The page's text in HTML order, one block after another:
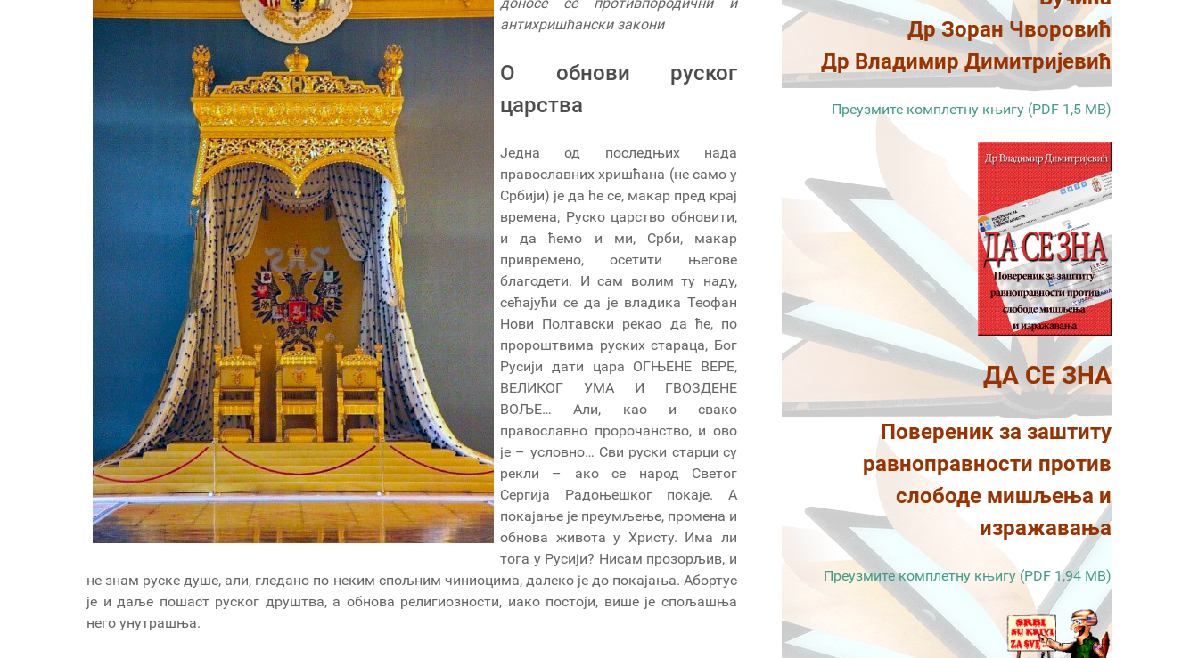
доносе се противпородични и
антихришћански закони
O обнови руског
царства
Једна од последњих нада
православних хришћана (не само у
Србији) је да ће се, макар пред крај
времена, Руско царство обновити,
и да ћемо и ми, Срби, макар
привремено, осетити његове
благодети. И сам волим ту наду,
сећајући се да је владика Теофан
Нови Полтавски рекао да ће, по
пророштвима руских стараца, Бог
Русији дати цара ОГЊЕНЕ ВЕРЕ,
ВЕЛИКОГ УМА И ГВОЗДЕНЕ
ВОЉЕ… Али, као и свако
православно пророчанство, и ово
је – условно… Сви руски старци су
рекли – ако се народ Светог
Сергија Радоњешког покаје. А
покајање је преумљење, промена и
обнова живота у Христу. Има ли
тога у Русији? Нисам прозорљив, и
не знам руске душе, али, гледано по неким спољним чиниоцима, далеко је до покајања. Абортус
је и даље пошаст руског друштва, а обнова религиозности, иако постоји, више је спољашња
него унутрашња.
Др Зоран Чворовић
Др Владимир Димитријевић
Преузмите комплетну књигу (PDF 1,5 MB)
ДА СЕ ЗНА
Повереник за заштиту
равноправности против
слободе мишљења и
изражавања
Преузмите комплетну књигу (PDF 1,94 MB)